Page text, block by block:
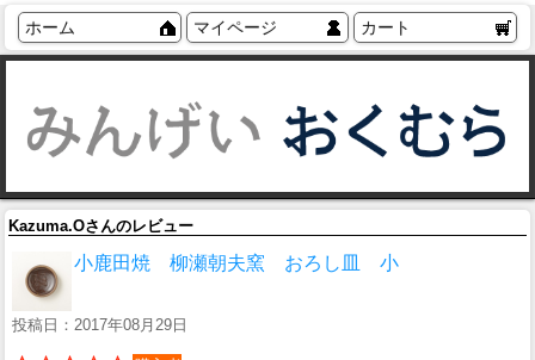
ホーム マイページ カート
Kazuma.Oさんのレビュー
小鹿田焼 柳瀬朝夫窯 おろし皿 小
投稿日：2017年08月29日